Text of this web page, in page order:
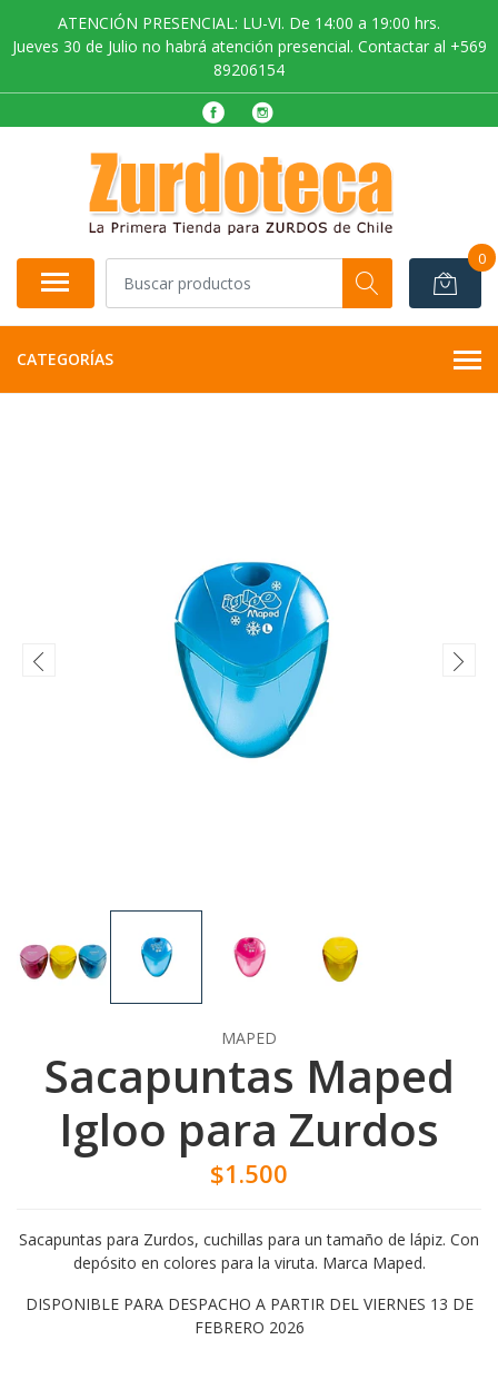
ATENCIÓN PRESENCIAL: LU-VI. De 14:00 a 19:00 hrs.
Jueves 30 de Julio no habrá atención presencial. Contactar al +569
89206154
0
CATEGORÍAS
MAPED
Sacapuntas Maped
Igloo para Zurdos
$1.500
Sacapuntas para Zurdos, cuchillas para un tamaño de lápiz. Con
depósito en colores para la viruta. Marca Maped.
DISPONIBLE PARA DESPACHO A PARTIR DEL VIERNES 13 DE
FEBRERO 2026